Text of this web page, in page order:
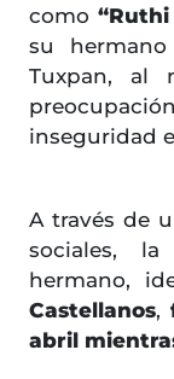
como“Ruthi
su
Tuxpan, al
inseguridad
A través de
sociales,
hermano,
Castellanos,
abril